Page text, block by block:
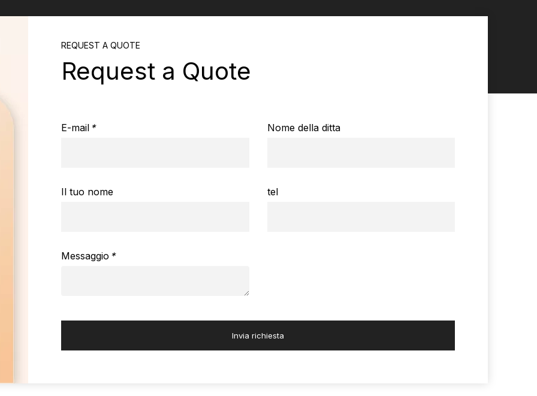
REQUEST A QUOTE
Request a Quote
*
E-mail Nome della ditta
Il tuo nome tel
*
Messaggio
Invia richiesta